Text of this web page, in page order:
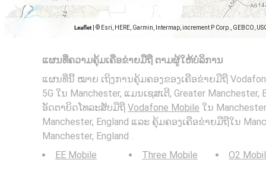
Leaflet © Esri, HERE, Garmin, Intermap, increment P Corp., GEBCO,
ແຜນທີ່ຄວາມຄຸ້ມເຄືອຂ່າຍມືຖື ຕາມຜູ້ໃຫ້ບໍລິການ
ແຜນທີ່ນີ້ ໝາຍ ເຖິງການຄຸ້ມຄອງຂອງເຄືອຂ່າຍມືຖື Vodafone
5G ໃນ Manchester, ແມນເຊສເຕີ, Greater Manchester,
ອັດຕາບິດໂທລະສັບມືຖື Vodafone Mobile ໃນ
Manchester, England ແລະ ຄຸ້ມຄອງເຄືອຂ່າຍມືຖືໃນ
Manchester, England .
EE Mobile
Three Mobile O2